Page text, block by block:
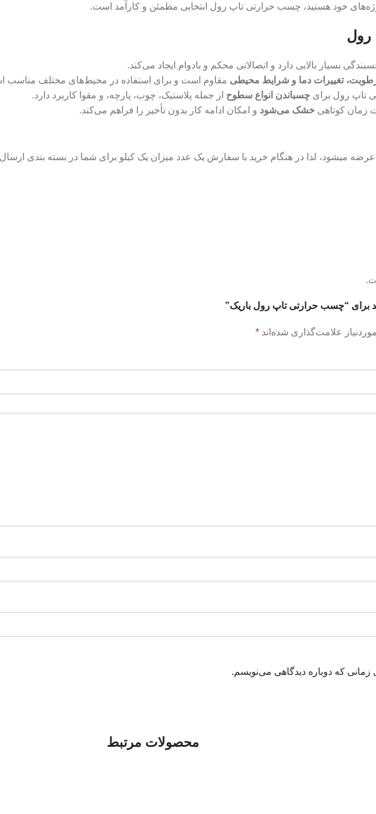
خود هستید، چسب حرارتی تاپ رول انتخابی مطمئن و کارآمد است.
رول
بسیار بالایی دارد و اتصالاتی محکم و بادوام ایجاد می‌کند.
تغییرات دما و شرایط محیطی مقاوم است و برای استفاده در محیط‌های مختلف مناسب
تاپ رول برای چسباندن انواع سطوح از جمله پلاستیک، چوب، پارچه، و مقوا کاربرد دارد.
زمان کوتاهی خشک می‌شود و امکان ادامه کار بدون تأخیر را فراهم می‌کند.
میشود، لذا در هنگام خرید با سفارش یک عدد میزان یک کیلو برای شما در بسته بندی
برای “چسب حرارتی تاپ رول باریک”
علامت‌گذاری شده‌اند *
زمانی که دوباره دیدگاهی می‌نویسم.
محصولات مرتبط